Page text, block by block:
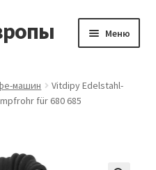
Меню
машин
Vitdipy Edelstahl-
für 680 685